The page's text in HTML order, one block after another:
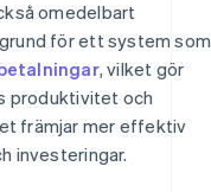
omedelbart
för ett system som
, vilket gör
produktivitet och
främjar mer effektiv
investeringar.